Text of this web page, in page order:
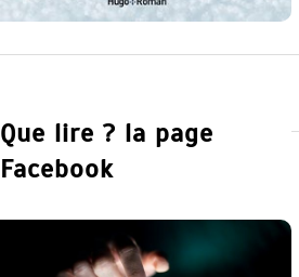
Que lire ? la page
Facebook